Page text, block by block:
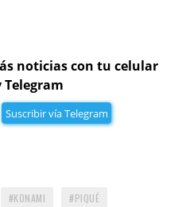
noticias con tu celular
Suscribir vía Telegram
KONAMI PIQUÉ